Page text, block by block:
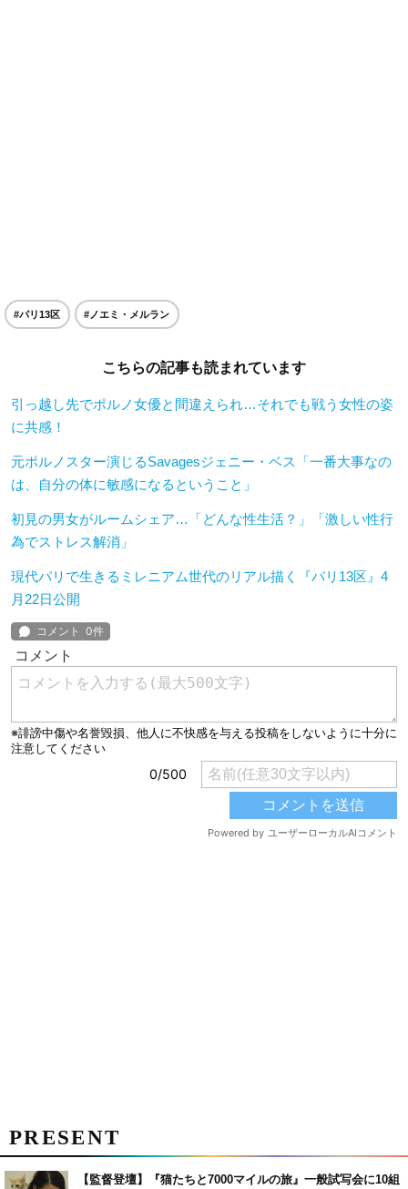
#パリ13区 #ノエミ・メルラン
こちらの記事も読まれています
引っ越し先でポルノ女優と間違えられ…それでも戦う女性の姿
に共感！
元ポルノスター演じるSavagesジェニー・ベス「一番大事なの
は、自分の体に敏感になるということ」
初見の男女がルームシェア…「どんな性生活？」「激しい性行
為でストレス解消」
現代パリで生きるミレニアム世代のリアル描く『パリ13区』4
月22日公開
PRESENT
【監督登壇】『猫たちと7000マイルの旅』一般試写会に10組